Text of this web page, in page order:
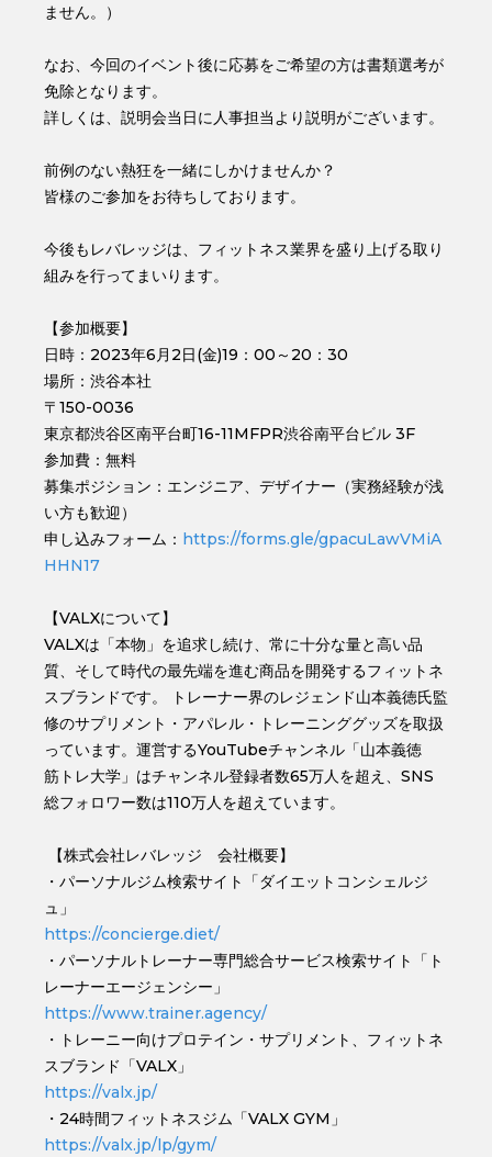
ません。）
なお、今回のイベント後に応募をご希望の方は書類選考が
免除となります。
詳しくは、説明会当日に人事担当より説明がございます。
前例のない熱狂を一緒にしかけませんか？
皆様のご参加をお待ちしております。
今後もレバレッジは、フィットネス業界を盛り上げる取り
組みを行ってまいります。
【参加概要】
日時：2023年6月2日(金)19：00～20：30
場所：渋谷本社
〒150-0036
東京都渋谷区南平台町16-11MFPR渋谷南平台ビル 3F
参加費：無料
募集ポジション：エンジニア、デザイナー（実務経験が浅
い方も歓迎）
申し込みフォーム： https://forms.gle/gpacuLawVMiA
HHN17
【VALXについて】
VALXは「本物」を追求し続け、常に⼗分な量と⾼い品
質、そして時代の最先端を進む商品を開発するフィットネ
スブランドです。 トレーナー界のレジェンド⼭本義徳⽒監
修のサプリメント・アパレル・トレーニンググッズを取扱
っています。運営するYouTubeチャンネル「山本義徳
筋トレ大学」はチャンネル登録者数65万人を超え、SNS
総フォロワー数は110万人を超えています。
【株式会社レバレッジ 会社概要】
・パーソナルジム検索サイト「ダイエットコンシェルジ
ュ」
https://concierge.diet/
・パーソナルトレーナー専門総合サービス検索サイト「ト
レーナーエージェンシー」
https://www.trainer.agency/
・トレーニー向けプロテイン・サプリメント、フィットネ
スブランド「VALX」
https://valx.jp/
・24時間フィットネスジム「VALX GYM」
https://valx.jp/lp/gym/